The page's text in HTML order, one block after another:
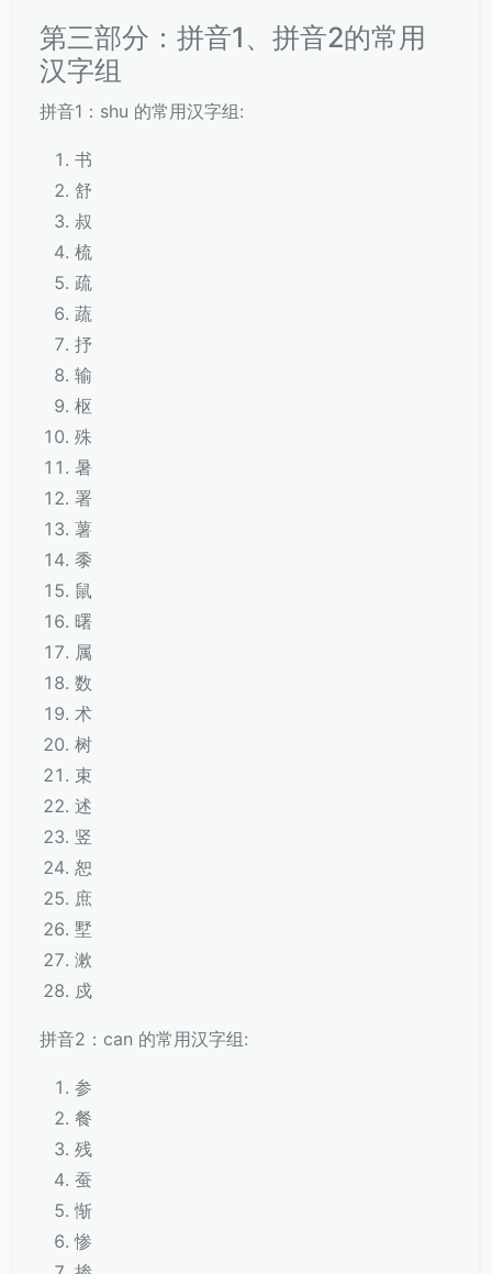
第三部分：拼音1、拼音2的常用
汉字组
拼音1：shu 的常用汉字组:
书
舒
叔
梳
疏
蔬
抒
输
枢
殊
暑
署
薯
黍
鼠
曙
属
数
术
树
束
述
竖
恕
庶
墅
漱
戍
拼音2：can 的常用汉字组:
参
餐
残
蚕
惭
惨